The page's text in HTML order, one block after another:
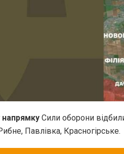
Сили оборони
Павлівка, Красногірське.